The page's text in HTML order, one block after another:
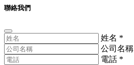
聯絡我們
姓名 *
公司名稱
電話 *